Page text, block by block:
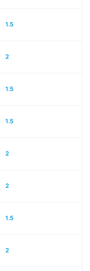
1.5
2
1.5
1.5
2
2
1.5
2